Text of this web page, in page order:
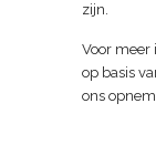
zijn.
Voor meer
op basis
ons